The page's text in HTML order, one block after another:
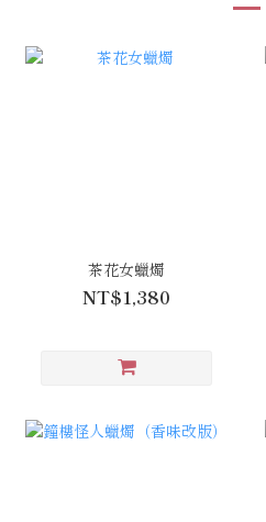
茶花女蠟燭
NT$1,380